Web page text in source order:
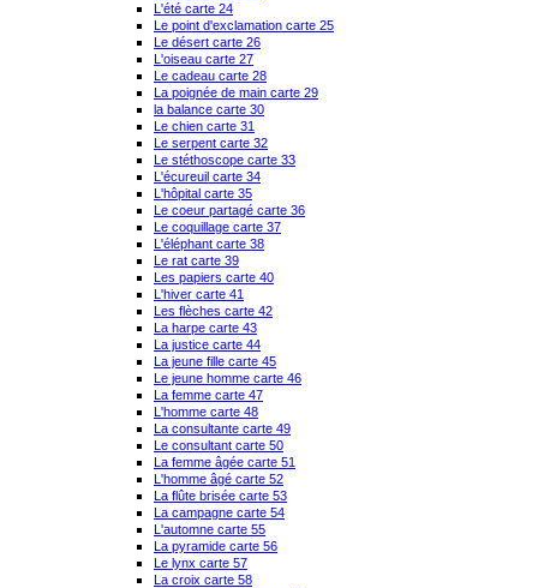
L'été carte 24
Le point d'exclamation carte 25
Le désert carte 26
L'oiseau carte 27
Le cadeau carte 28
La poignée de main carte 29
la balance carte 30
Le chien carte 31
Le serpent carte 32
Le stéthoscope carte 33
L'écureuil carte 34
L'hôpital carte 35
Le coeur partagé carte 36
Le coquillage carte 37
L'éléphant carte 38
Le rat carte 39
Les papiers carte 40
L'hiver carte 41
Les flèches carte 42
La harpe carte 43
La justice carte 44
La jeune fille carte 45
Le jeune homme carte 46
La femme carte 47
L'homme carte 48
La consultante carte 49
Le consultant carte 50
La femme âgée carte 51
L'homme âgé carte 52
La flûte brisée carte 53
La campagne carte 54
L'automne carte 55
La pyramide carte 56
Le lynx carte 57
La croix carte 58